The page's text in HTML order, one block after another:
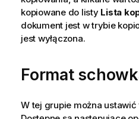
kopiowane do listy Lista
dokument jest w trybie
jest wyłączona.
Format
W tej grupie można